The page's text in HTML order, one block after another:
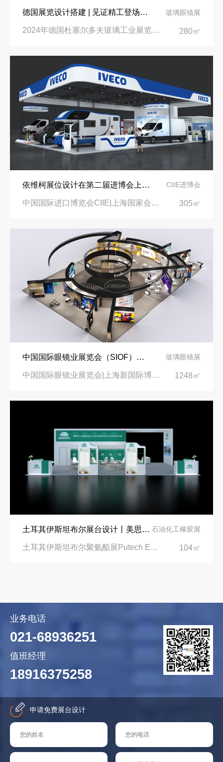
德国展览设计搭建 | 见证精工登场玻璃工业展览会 Glasstec 2024 玻璃眼镜展
2024年德国杜塞尔多夫玻璃工业展览会Glasstec|德国杜塞尔多夫会展中心 280㎡
依维柯展位设计在第二届进博会上吸引万千瞩目 CIIE进博会
中国国际进口博览会CIIE|上海国家会展中心 305㎡
中国国际眼镜业展览会（SIOF）‌展台设计搭建-眼镜业巨头依视路陆逊梯卡 玻璃眼镜展
中国国际眼镜业展览会|上海新国际博览中心‌ 1248㎡
土耳其伊斯坦布尔展台设计丨美思德创新产品，打造聚氨酯行业标杆 石油化工橡胶展
土耳其伊斯坦布尔聚氨酯展Putech Eurasia|土耳其国际会展中心 104㎡
业务电话
021-68936251
值班经理
18916375258
申请免费展台设计